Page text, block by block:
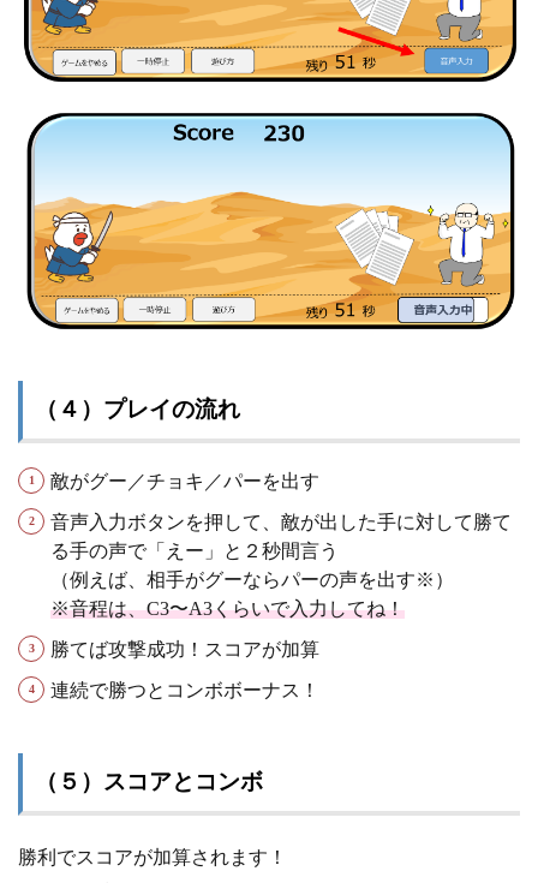
（４）プレイの流れ
敵がグー／チョキ／パーを出す
音声入力ボタンを押して、敵が出した手に対して勝て
る手の声で「えー」と２秒間言う
（例えば、相手がグーならパーの声を出す※）
※音程は、C3〜A3くらいで入力してね！
勝てば攻撃成功！スコアが加算
連続で勝つとコンボボーナス！
（５）スコアとコンボ
勝利でスコアが加算されます！